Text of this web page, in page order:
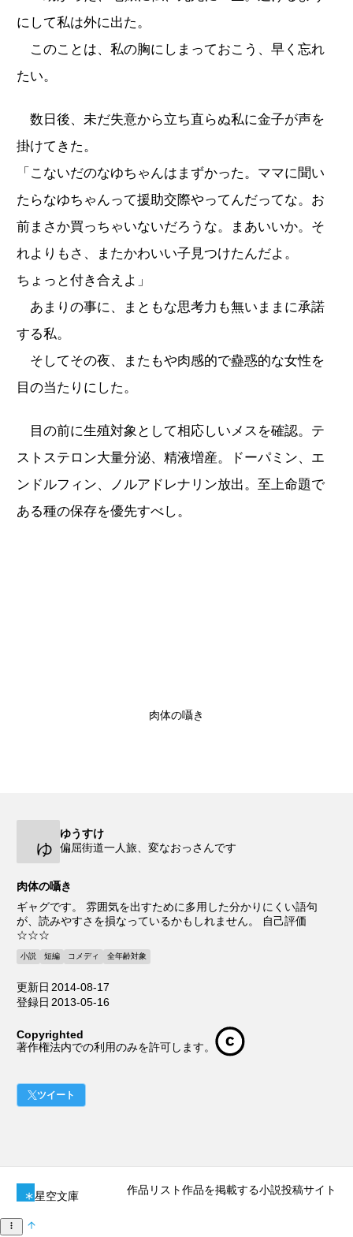
にして私は外に出た。
このことは、私の胸にしまっておこう、早く忘れ
たい。
数日後、未だ失意から立ち直らぬ私に金子が声を
掛けてきた。
「こないだのなゆちゃんはまずかった。ママに聞い
たらなゆちゃんって援助交際やってんだってな。お
前まさか買っちゃいないだろうな。まあいいか。そ
れよりもさ、またかわいい子見つけたんだよ。
ちょっと付き合えよ」
あまりの事に、まともな思考力も無いままに承諾
する私。
そしてその夜、またもや肉感的で蠱惑的な女性を
目の当たりにした。
目の前に生殖対象として相応しいメスを確認。テ
ストステロン大量分泌、精液増産。ドーパミン、エ
ンドルフィン、ノルアドレナリン放出。至上命題で
ある種の保存を優先すべし。
肉体の囁き
ゆ
ゆうすけ
偏屈街道一人旅、変なおっさんです
肉体の囁き
ギャグです。 雰囲気を出すために多用した分かりにくい語句
が、読みやすさを損なっているかもしれません。 自己評価
☆☆☆
小説 短編 コメディ 全年齢対象
更新日 2014-08-17
登録日 2013-05-16
Copyrighted
著作権法内での利用のみを許可します。
ツイート
星空文庫 作品リスト作品を掲載する小説投稿サイト